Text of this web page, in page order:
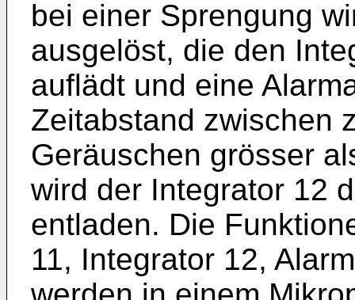
bei einer Sprengung
ausgelöst, die den
auflädt und eine
Zeitabstand zwischen
Geräuschen grösser
wird der Integrator 12
entladen. Die
11, Integrator 12,